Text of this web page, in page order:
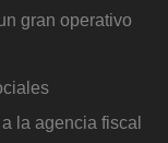
gran operativo
la agencia fiscal